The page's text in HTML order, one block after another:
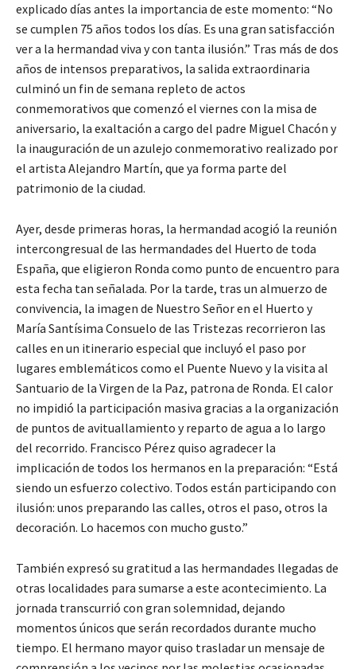
explicado días antes la importancia de este momento: “No
se cumplen 75 años todos los días. Es una gran satisfacción
ver a la hermandad viva y con tanta ilusión.” Tras más de dos
años de intensos preparativos, la salida extraordinaria
culminó un fin de semana repleto de actos
conmemorativos que comenzó el viernes con la misa de
aniversario, la exaltación a cargo del padre Miguel Chacón y
la inauguración de un azulejo conmemorativo realizado por
el artista Alejandro Martín, que ya forma parte del
patrimonio de la ciudad.
Ayer, desde primeras horas, la hermandad acogió la reunión
intercongresual de las hermandades del Huerto de toda
España, que eligieron Ronda como punto de encuentro para
esta fecha tan señalada. Por la tarde, tras un almuerzo de
convivencia, la imagen de Nuestro Señor en el Huerto y
María Santísima Consuelo de las Tristezas recorrieron las
calles en un itinerario especial que incluyó el paso por
lugares emblemáticos como el Puente Nuevo y la visita al
Santuario de la Virgen de la Paz, patrona de Ronda. El calor
no impidió la participación masiva gracias a la organización
de puntos de avituallamiento y reparto de agua a lo largo
del recorrido. Francisco Pérez quiso agradecer la
implicación de todos los hermanos en la preparación: “Está
siendo un esfuerzo colectivo. Todos están participando con
ilusión: unos preparando las calles, otros el paso, otros la
decoración. Lo hacemos con mucho gusto.”
También expresó su gratitud a las hermandades llegadas de
otras localidades para sumarse a este acontecimiento. La
jornada transcurrió con gran solemnidad, dejando
momentos únicos que serán recordados durante mucho
tiempo. El hermano mayor quiso trasladar un mensaje de